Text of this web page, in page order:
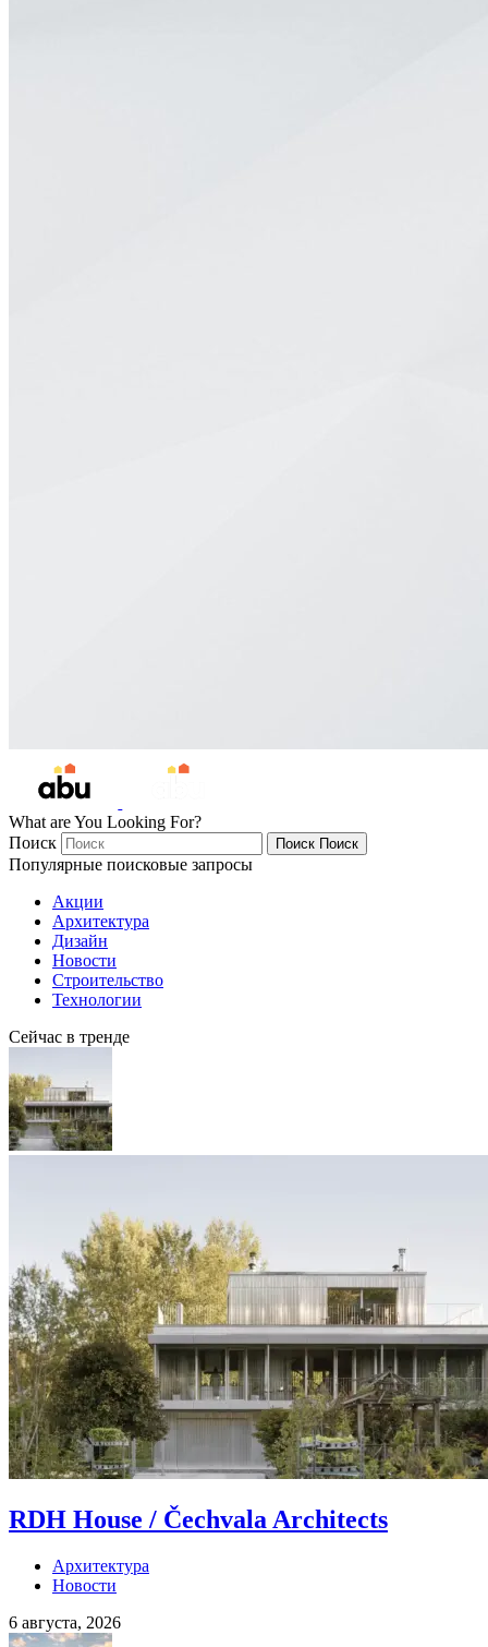
What are You Looking For?
Поиск
Поиск Поиск
Популярные поисковые запросы
Акции
Архитектура
Дизайн
Новости
Строительство
Технологии
Сейчас в тренде
RDH House / Čechvala Architects
Архитектура
Новости
6 августа, 2026